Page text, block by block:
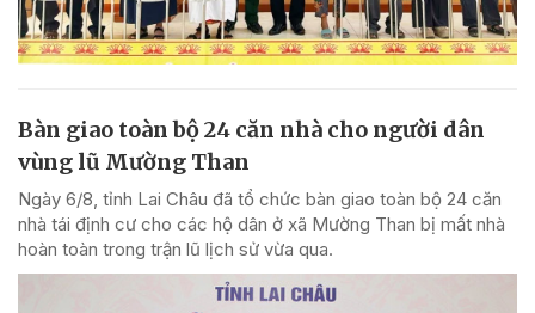
Bàn giao toàn bộ 24 căn nhà cho người dân
vùng lũ Mường Than
Ngày 6/8, tỉnh Lai Châu đã tổ chức bàn giao toàn bộ 24 căn
nhà tái định cư cho các hộ dân ở xã Mường Than bị mất nhà
hoàn toàn trong trận lũ lịch sử vừa qua.